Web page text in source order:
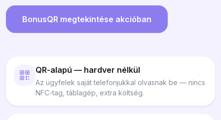
BonusQR megtekintése akcióban
QR-alapú — hardver nélkül
Az ügyfelek saját telefonjukkal olvasnak be — nincs
NFC-tag, táblagép, extra költség.